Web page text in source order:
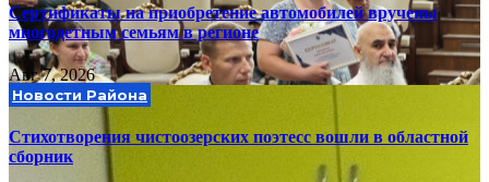
Сертификаты на приобретение автомобилей вручены
многодетным семьям в регионе
Авг 7, 2026
Новости Района
Стихотворения чистоозерских поэтесс вошли в областной
сборник